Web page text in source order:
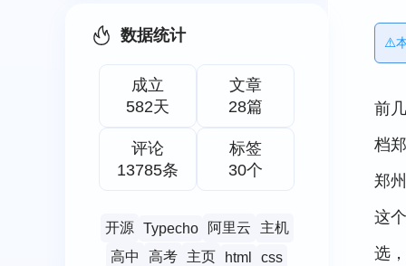
数据统计
成立
582天
文章
28篇
评论
13785条
标签
30个
开源 Typecho 阿里云
主机
高中
高考 主页 html
css
⚠️
前
档
郑
这
选